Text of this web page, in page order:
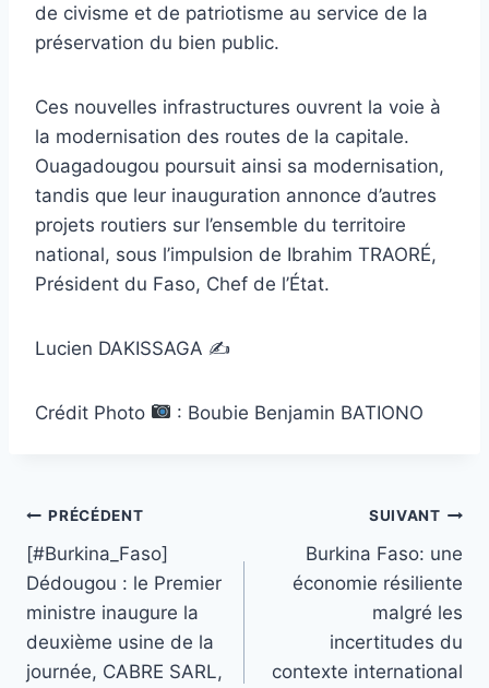
de civisme et de patriotisme au service de la
préservation du bien public.
Ces nouvelles infrastructures ouvrent la voie à
la modernisation des routes de la capitale.
Ouagadougou poursuit ainsi sa modernisation,
tandis que leur inauguration annonce d’autres
projets routiers sur l’ensemble du territoire
national, sous l’impulsion de Ibrahim TRAORÉ,
Président du Faso, Chef de l’État.
Lucien DAKISSAGA ✍️
Crédit Photo : Boubie Benjamin BATIONO
Navigation
de
l’article
PRÉCÉDENT
[#Burkina_Faso]
Dédougou : le Premier
ministre inaugure la
deuxième usine de la
journée, CABRE SARL,
SUIVANT
Burkina Faso: une
économie résiliente
malgré les
incertitudes du
contexte international